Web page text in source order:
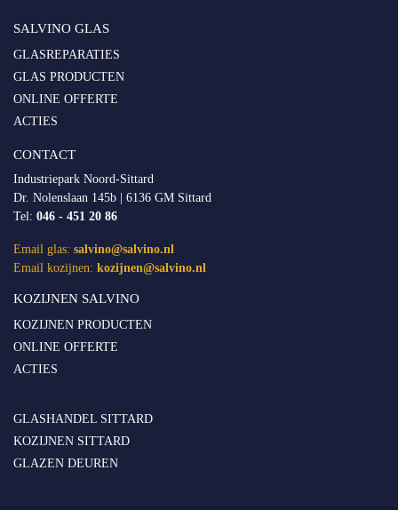
SALVINO GLAS
GLASREPARATIES
GLAS PRODUCTEN
ONLINE OFFERTE
ACTIES
KOZIJNEN SALVINO
KOZIJNEN PRODUCTEN
ONLINE OFFERTE
ACTIES
GLASHANDEL SITTARD
KOZIJNEN SITTARD
GLAZEN DEUREN
CONTACT
Industriepark Noord-Sittard
Dr. Nolenslaan 145b | 6136 GM Sittard
Tel: 046 - 451 20 86
Email glas: salvino@salvino.nl
Email kozijnen: kozijnen@salvino.nl